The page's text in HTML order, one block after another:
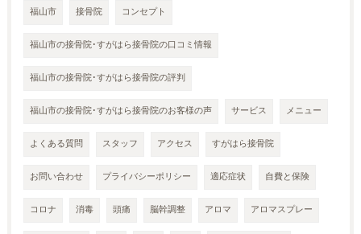
福山市 接骨院 コンセプト
福山市の接骨院･すがはら接骨院の口コミ情報
福山市の接骨院･すがはら接骨院の評判
福山市の接骨院･すがはら接骨院のお客様の声 サービス メニュー
よくある質問 スタッフ アクセス すがはら接骨院
お問い合わせ プライバシーポリシー 適応症状 自費と保険
コロナ 消毒 頭痛 脳幹調整 アロマ アロマスプレー